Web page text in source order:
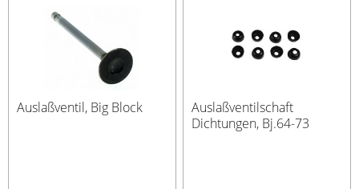
Auslaßventil, Big Block
Auslaßventilschaft
Dichtungen, Bj.64-73